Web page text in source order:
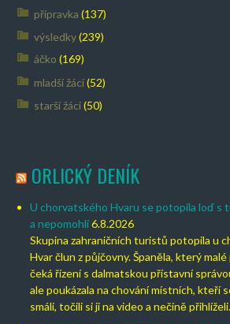
přípravka (137)
výsledky(239)
áčko (169)
mladší žáci(52)
starší žáci(50)
ORLICKÝ DENÍK
U chorvatského Hvaru se potopila loď s
a nepomohli 6.8.2026
Skupina zahraničních turistů potopila u
Hvar člun z půjčovny. Španěla, který
čeká řízení s dalmatskou přístavní
ale poukázala na chování místních, kteří
smáli, točili si ji na video a nečině přihlíželi.